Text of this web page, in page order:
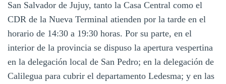
San Salvador de Jujuy, tanto la Casa Central como el
CDR de la Nueva Terminal atienden por la tarde en el
horario de 14:30 a 19:30 horas. Por su parte, en el
interior de la provincia se dispuso la apertura vespertina
en la delegación local de San Pedro; en la delegación de
Calilegua para cubrir el departamento Ledesma; y en las